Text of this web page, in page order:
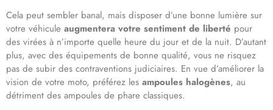
Cela peut sembler banal, mais disposer d’une bonne lumière sur
votre véhicule augmentera votre sentiment de liberté pour
des virées à n’importe quelle heure du jour et de la nuit. D’autant
plus, avec des équipements de bonne qualité, vous ne risquez
pas de subir des contraventions judiciaires. En vue d’améliorer la
vision de votre moto, préférez les ampoules halogènes, au
détriment des ampoules de phare classiques.